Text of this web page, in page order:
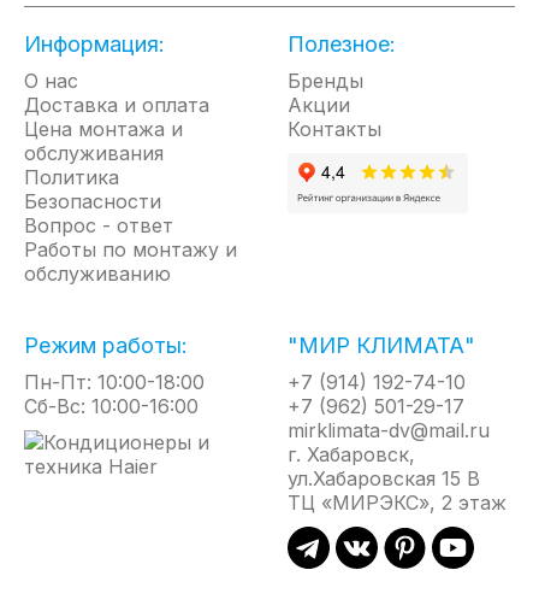
Кондиционеры LG - Electronics
Кондиционеры Midea
Кондиционеры Royal-Clima
Кондиционеры Zanussi
Водонагреватели Thermex
Кондиционеры Haier
Кондиционеры Ballu
Кондиционеры Casarte
Кондиционеры Daichi
Кондиционеры Daikin
Кондиционеры Electrolux
Информация:
О нас
Доставка и оплата
Цена монтажа и
обслуживания
Политика
Безопасности
Вопрос - ответ
Работы по монтажу и
обслуживанию
Полезное:
Бренды
Акции
Контакты
Режим работы:
Пн-Пт: 10:00-18:00
Сб-Вс: 10:00-16:00
"МИР КЛИМАТА"
+7 (914) 192-74-10
+7 (962) 501-29-17
mirklimata-dv@mail.ru
г. Хабаровск,
ул.Хабаровская 15 В
ТЦ «МИРЭКС», 2 этаж